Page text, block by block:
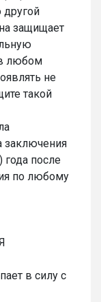
защищает
любом
не
такой
заключения
года после
по любому
в силу с